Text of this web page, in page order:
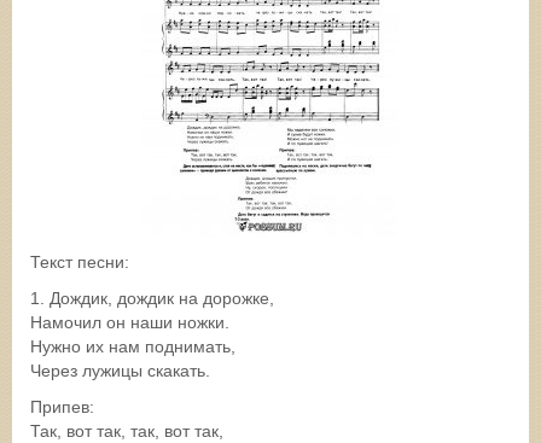
Текст песни:
1. Дождик, дождик на дорожке,
Намочил он наши ножки.
Нужно их нам поднимать,
Через лужицы скакать.
Припев:
Так, вот так, так, вот так,